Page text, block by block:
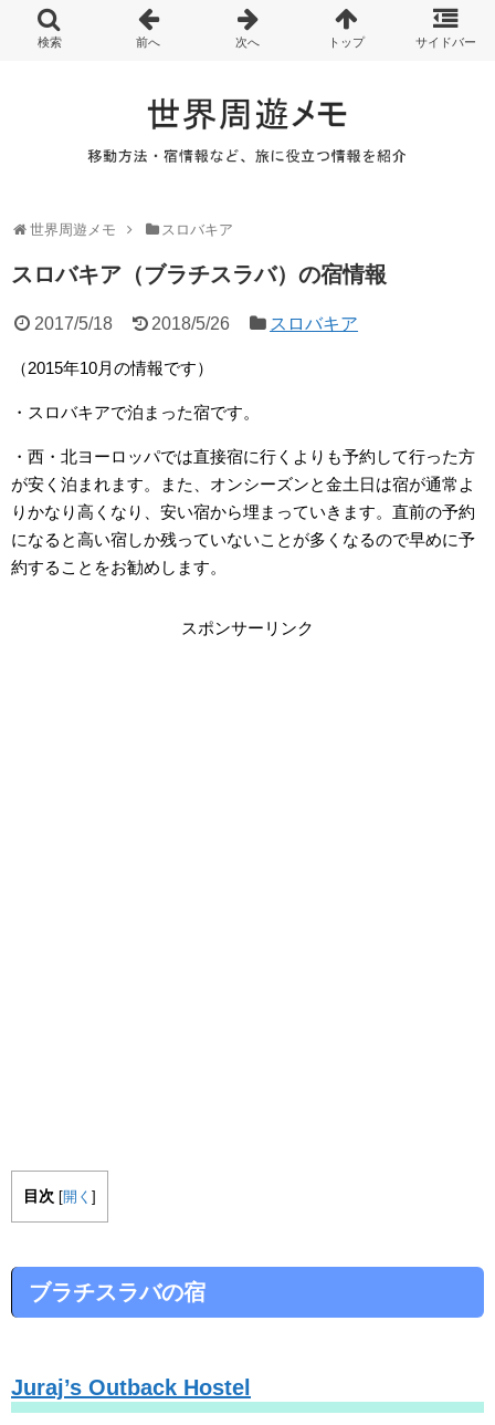
世界周遊メモ スロバキア
スロバキア（ブラチスラバ）の宿情報
2017/5/18 2018/5/26 スロバキア
（2015年10月の情報です）
・スロバキアで泊まった宿です。
・西・北ヨーロッパでは直接宿に行くよりも予約して行った方
が安く泊まれます。また、オンシーズンと金土日は宿が通常よ
りかなり高くなり、安い宿から埋まっていきます。直前の予約
になると高い宿しか残っていないことが多くなるので早めに予
約することをお勧めします。
スポンサーリンク
目次 [開く ]
ブラチスラバの宿
Juraj’s Outback Hostel